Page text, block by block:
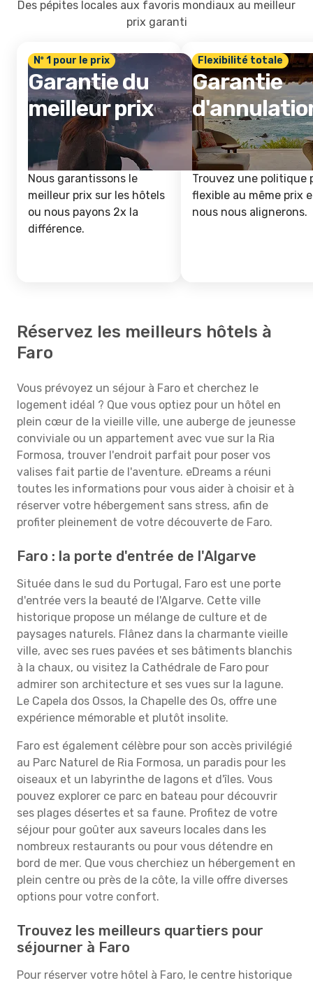
Des pépites locales aux favoris mondiaux au meilleur
prix garanti
Nº 1 pour le prix
Garantie du
meilleur prix
Nous garantissons le
meilleur prix sur les hôtels
ou nous payons 2x la
différence.
Flexibilité totale
Garantie
Trouvez une politique
flexible au même prix
nous nous alignerons.
Réservez les meilleurs hôtels à
Faro
Vous prévoyez un séjour à Faro et cherchez le
logement idéal ? Que vous optiez pour un hôtel en
plein cœur de la vieille ville, une auberge de jeunesse
conviviale ou un appartement avec vue sur la Ria
Formosa, trouver l'endroit parfait pour poser vos
valises fait partie de l'aventure. eDreams a réuni
toutes les informations pour vous aider à choisir et à
réserver votre hébergement sans stress, afin de
profiter pleinement de votre découverte de Faro.
Faro : la porte d'entrée de l'Algarve
Située dans le sud du Portugal, Faro est une porte
d'entrée vers la beauté de l'Algarve. Cette ville
historique propose un mélange de culture et de
paysages naturels. Flânez dans la charmante vieille
ville, avec ses rues pavées et ses bâtiments blanchis
à la chaux, ou visitez la Cathédrale de Faro pour
admirer son architecture et ses vues sur la lagune.
Le Capela dos Ossos, la Chapelle des Os, offre une
expérience mémorable et plutôt insolite.
Faro est également célèbre pour son accès privilégié
au Parc Naturel de Ria Formosa, un paradis pour les
oiseaux et un labyrinthe de lagons et d'îles. Vous
pouvez explorer ce parc en bateau pour découvrir
ses plages désertes et sa faune. Profitez de votre
séjour pour goûter aux saveurs locales dans les
nombreux restaurants ou pour vous détendre en
bord de mer. Que vous cherchiez un hébergement en
plein centre ou près de la côte, la ville offre diverses
options pour votre confort.
Trouvez les meilleurs quartiers pour
séjourner à Faro
Pour réserver votre hôtel à Faro, le centre historique